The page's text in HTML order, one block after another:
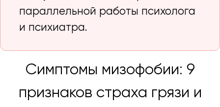
параллельной работы психолога
и психиатра.
Симптомы мизофобии: 9
признаков страха грязи и